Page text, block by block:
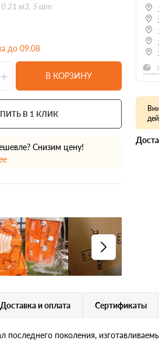
0.21 м3, 5 шт
до 09.08
+ В КОРЗИНУ
В 1 КЛИК
Снизим цену!
Доставка и оплата Сертификаты
поколения,